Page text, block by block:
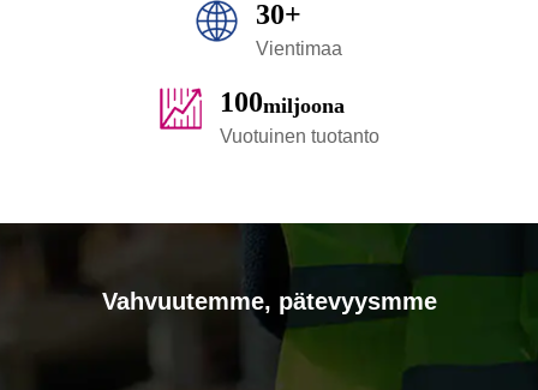
30+
Vientimaa
100miljoona
Vuotuinen tuotanto
Vahvuutemme, pätevyysmme